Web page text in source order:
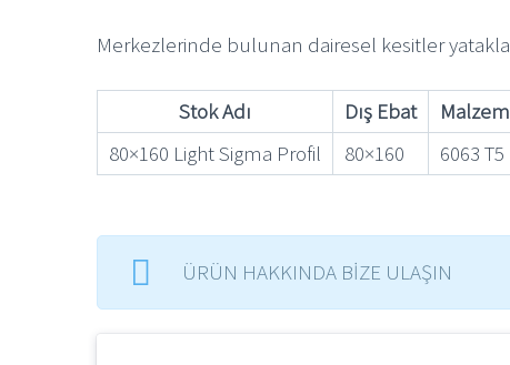
Merkezlerinde bulunan dairesel kesitler
Stok Adı Dış Ebat
80×160 Light Sigma Profil
80×160 6063 T5
ÜRÜN HAKKINDA BİZE ULAŞIN